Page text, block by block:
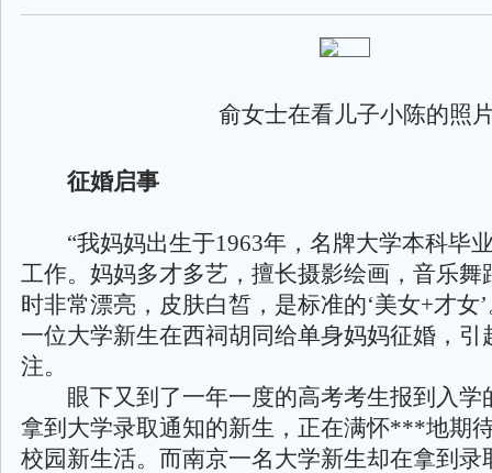
俞女士在看儿子小陈的照
征婚启事
“我妈妈出生于1963年，名牌大学本科毕
工作。妈妈多才多艺，擅长摄影绘画，音乐舞
时非常漂亮，皮肤白皙，是标准的‘美女+才女
一位大学新生在西祠胡同给单身妈妈征婚，引
注。
眼下又到了一年一度的高考考生报到入学
拿到大学录取通知的新生，正在满怀***地期
校园新生活。而南京一名大学新生却在拿到录